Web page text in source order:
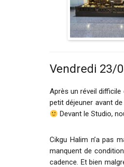
Vendredi 23/
Après un réveil
petit déjeuner avant
Devant le Studio,
Cikgu Halim n’a pas
manquent de
cadence. Et bien